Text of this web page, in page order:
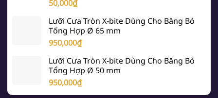
50,000₫
Lưỡi Cưa Tròn X-bite Dùng Cho Băng Bó
Tổng Hợp Ø 65 mm
950,000₫
Lưỡi Cưa Tròn X-bite Dùng Cho Băng Bó
Tổng Hợp Ø 50 mm
950,000₫